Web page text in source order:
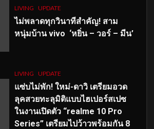
LIVING UPDATE
ไม่พลาดทุกวินาทีสำคัญ! สาม
หนุ่มบ้าน vivo ‘หยิ่น – วอร์ – มีน’
LIVING UPDATE
แซ่บไม่พัก! ใหม่-ดาวิ เตรียมอวด
ลุคสวยทะลุมิติแบบไฮเปอร์สเปซ
ในงานเปิดตัว “realme 10 Pro
Series” เตรียมไปว้าวพร้อมกัน 8